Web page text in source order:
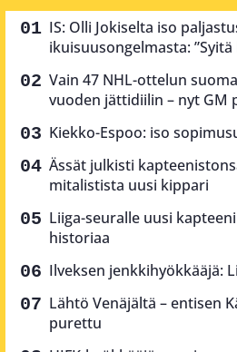
IS: Olli Jokiselta iso
ikuisuusongelmasta: ”Syitä
Vain 47 NHL-ottelun
vuoden jättidiilin – nyt GM
Kiekko-Espoo: iso
Ässät julkisti
mitalistista uusi kippari
Liiga-seuralle uusi
historiaa
Ilveksen jenkkihyökkääjä:
Lähtö Venäjältä – entisen
purettu